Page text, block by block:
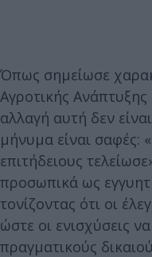
Όπως σημείωσε
Αγροτικής Ανάπτυξης
αλλαγή αυτή δεν
μήνυμα είναι σαφές:
επιτήδειους
προσωπικά ως
τονίζοντας ότι οι
ώστε οι ενισχύσεις
πραγματικούς